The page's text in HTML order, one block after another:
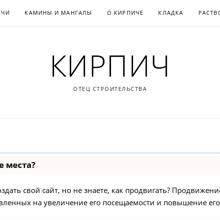
КАМИНЫ И МАНГАЛЫ О КИРПИЧЕ КЛАДКА
КИРПИЧ
ОТЕЦ СТРОИТЕЛЬСТВА
места?
свой сайт, но не знаете, как продвигать?
на увеличение его посещаемости и повышение